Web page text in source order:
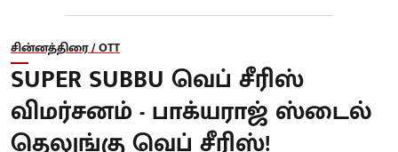
சின்னத்திரை / OTT
SUPER SUBBU வெப் சீரிஸ்
விமர்சனம் - பாக்யராஜ் ஸ்டைல்
தெலுங்கு வெப் சீரிஸ்!